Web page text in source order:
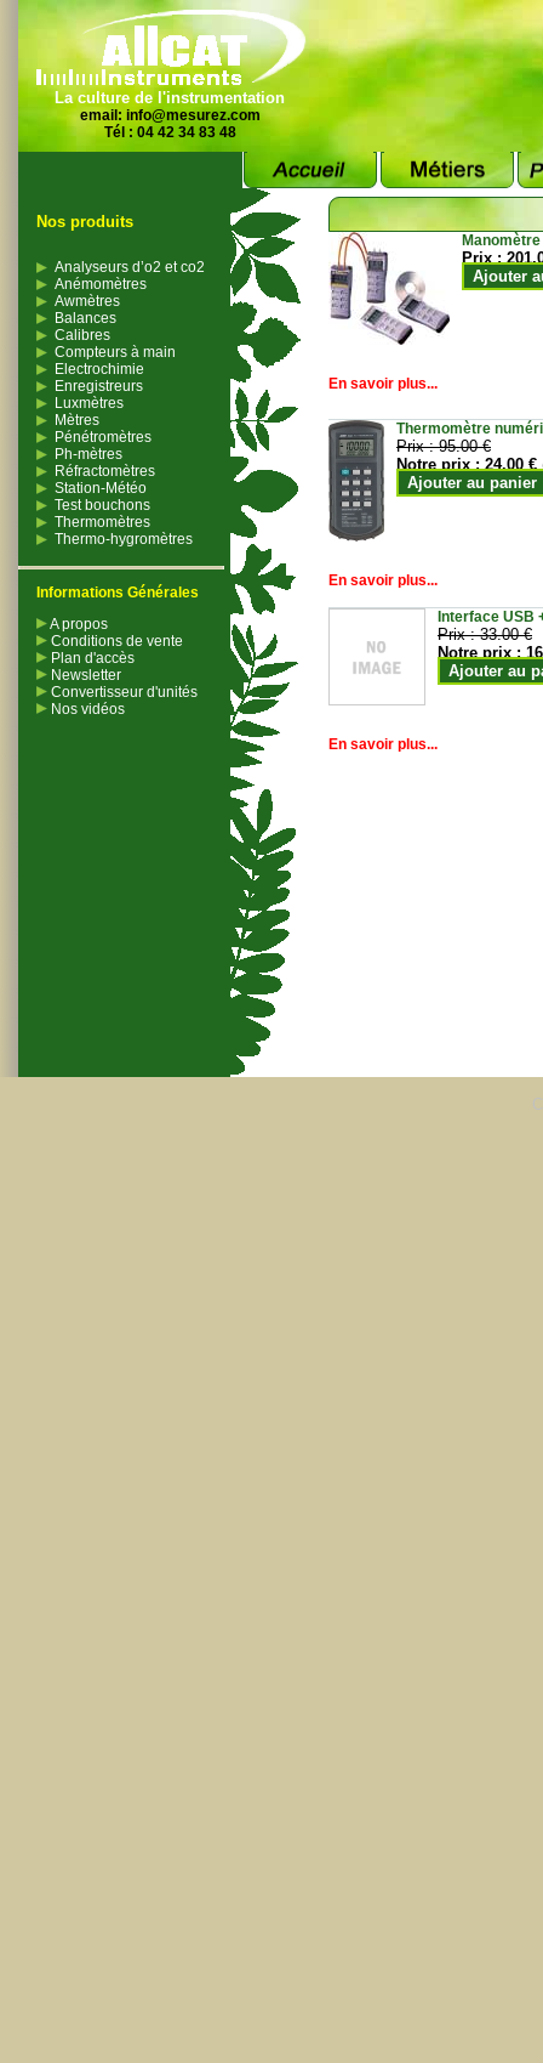
La culture de l'instrumentation
email: info@mesurez.com
Tél : 04 42 34 83 48
Nos produits
Analyseurs d’o2 et co2
Anémomètres
Awmètres
Balances
Calibres
Compteurs à main
Electrochimie
Enregistreurs
Luxmètres
Mètres
Pénétromètres
Ph-mètres
Réfractomètres
Station-Météo
Test bouchons
Thermomètres
Thermo-hygromètres
Informations Générales
A propos
Conditions de vente
Plan d'accès
Newsletter
Convertisseur d'unités
Nos vidéos
Prix :
Ajouter
En savoir plus...
Thermomètre
Prix :95.00 €
Notre prix :24.00 €
Ajouter au panier
En savoir plus...
Interface USB
Prix :33.00 €
Notre prix :
Ajouter au
En savoir plus...